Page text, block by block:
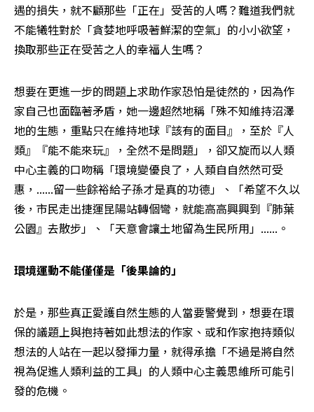
遇的損失，就不顧那些「正在」受苦的人嗎？難道我們就
不能犧牲對於「貪婪地呼吸著鮮潔的空氣」的小小欲望，
換取那些正在受苦之人的幸福人生嗎？
想要在更進一步的問題上求助作家恐怕是徒然的，因為作
家自己也面臨著矛盾，她一邊超然地稱「殊不知維持沼澤
地的生態，重點只在維持地球『該有的面目』，至於『人
類』『能不能來玩』，全然不是問題」，卻又旋而以人類
中心主義的口吻稱「環境變優良了，人類自自然然可受
惠，......留一些餘裕給子孫才是真的功德」、「希望不久以
後，市民走出捷運昆陽站轉個彎，就能高高興興到『肺葉
公園』去散步」、「天意會讓土地留為生民所用」......。
環境運動不能僅僅是「後果論的」
於是，那些真正愛護自然生態的人當要警覺到，想要在環
保的議題上與抱持著如此想法的作家、或和作家抱持類似
想法的人站在一起以發揮力量，就得承擔「不過是將自然
視為促進人類利益的工具」的人類中心主義思維所可能引
發的危機。